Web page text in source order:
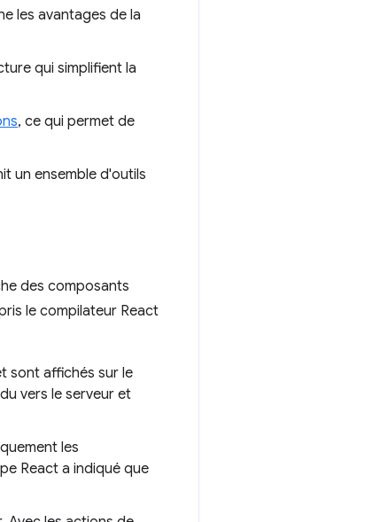
les avantages de la
qui simplifient la
, ce qui permet de
un ensemble d'outils
des composants
le compilateur React
sont affichés sur le
vers le serveur et
les
React a indiqué que